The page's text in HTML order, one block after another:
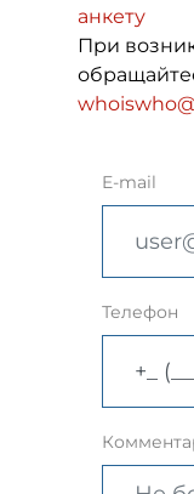
анкету
При
E-mail
Телефон